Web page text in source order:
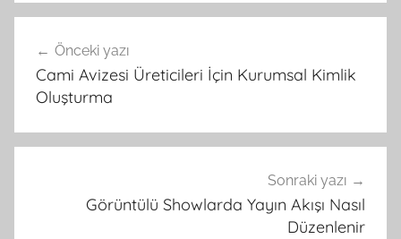
gezinmesi
Önceki yazı
Cami Avizesi Üreticileri İçin Kurumsal Kimlik
Oluşturma
Sonraki yazı
Görüntülü Showlarda Yayın Akışı Nasıl
Düzenlenir